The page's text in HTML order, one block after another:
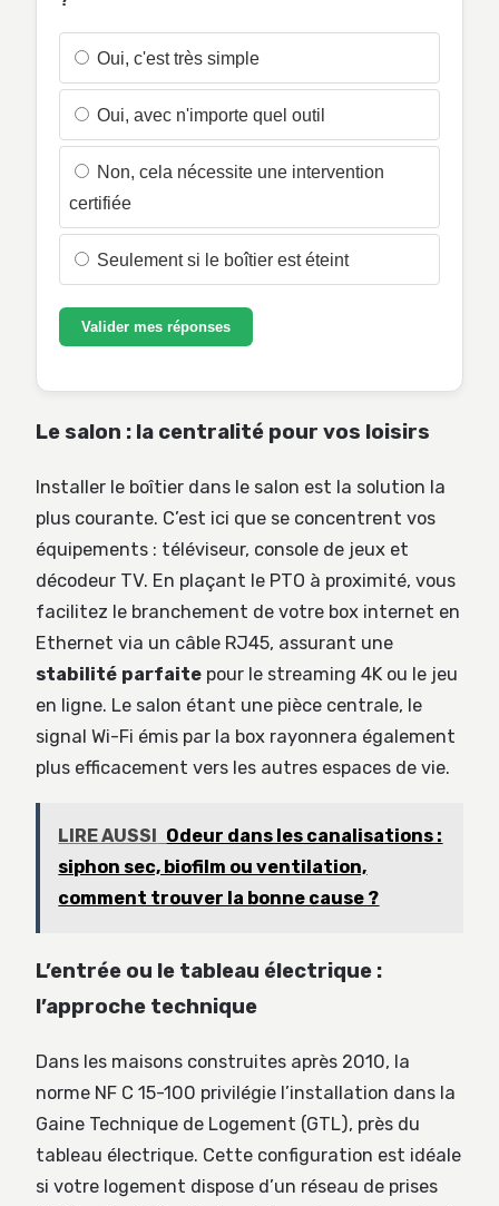
Oui, c'est très simple
Oui, avec n'importe quel outil
Non, cela nécessite une intervention
certifiée
Seulement si le boîtier est éteint
Valider mes réponses
Le salon : la centralité pour vos loisirs
Installer le boîtier dans le salon est la solution la
plus courante. C’est ici que se concentrent vos
équipements : téléviseur, console de jeux et
décodeur TV. En plaçant le PTO à proximité, vous
facilitez le branchement de votre box internet en
Ethernet via un câble RJ45, assurant une
stabilité parfaite pour le streaming 4K ou le jeu
en ligne. Le salon étant une pièce centrale, le
signal Wi-Fi émis par la box rayonnera également
plus efficacement vers les autres espaces de vie.
LIRE AUSSI
Odeur dans les canalisations :
siphon sec, biofilm ou ventilation,
comment trouver la bonne cause ?
L’entrée ou le tableau électrique :
l’approche technique
Dans les maisons construites après 2010, la
norme NF C 15-100 privilégie l’installation dans la
Gaine Technique de Logement (GTL), près du
tableau électrique. Cette configuration est idéale
si votre logement dispose d’un réseau de prises